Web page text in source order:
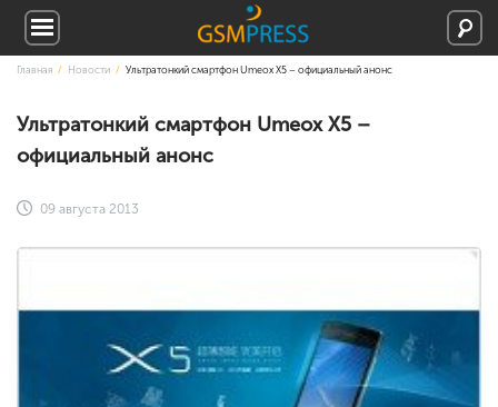
Главная Новости Ультратонкий смартфон Umeox X5 – официальный анонс
Ультратонкий смартфон Umeox X5 –
официальный анонс
09 августа 2013